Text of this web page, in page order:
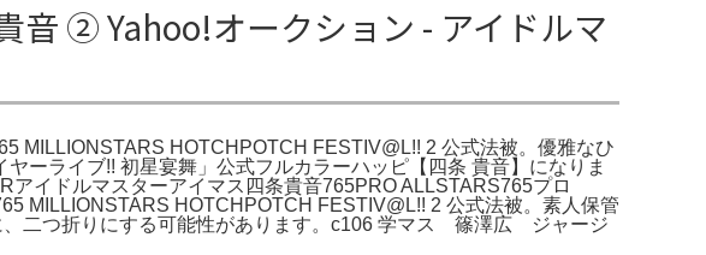
音 ② Yahoo!オークション - アイドルマ
MILLIONSTARS HOTCHPOTCH FESTIV@L!! 2 公式法被。優雅なひ
ーライブ!! 初星宴舞」公式フルカラーハッピ【四条 貴音】になりま
ドルマスターアイマス四条貴音765PRO ALLSTARS765プロ
MILLIONSTARS HOTCHPOTCH FESTIV@L!! 2 公式法被。素人保管
、二つ折りにする可能性があります。c106 学マス 篠澤広 ジャージ